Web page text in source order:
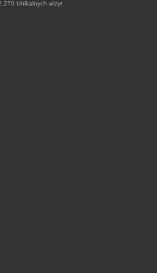
Unikalnych wizyt